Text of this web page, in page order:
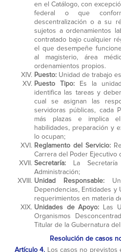
en el Catálogo, con
federal o que
descentralización o a su
sujetos a ordenamientos
contratado bajo cualquier
el que desempeñe
al magisterio, área
ordenamientos propios.
Puesto: Unidad de trabajo
Puesto Tipo:
Es la
identifica las tareas y
cual se asignan las
servidoras públicas, cada
más plazas e implica
habilidades, preparación y
lo ocupan;
Reglamento del Servicio:
Carrera del Poder Ejecutivo
Secretaría:
La
Administración;
Unidad Responsable:
Dependencias, Entidades
requerimientos en materia
Unidades de Apoyo:
Las
Organismos
Titular de la Gubernatura
Resolución de casos
Artículo 4. Los casos no previstos